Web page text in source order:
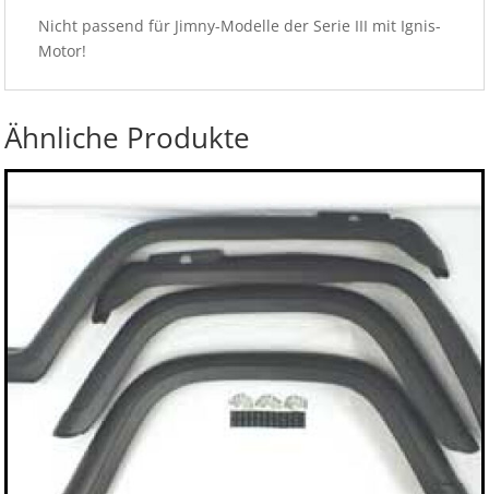
Nicht passend für Jimny-Modelle der Serie III mit Ignis-
Motor!
Ähnliche Produkte